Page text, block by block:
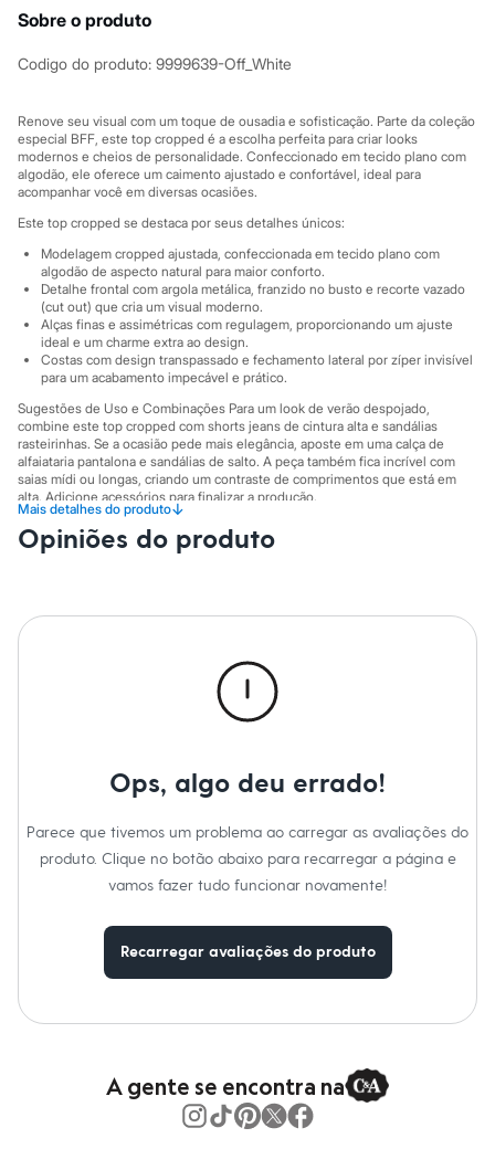
Sandálias
Tênis
Clock House
Mindset
Sawary
Yessica
Moda esportiva
Acessórios
Blusas
Calçados
Leggings
Shorts e Bermudas
Tops
Moda íntima
Calcinhas
Cintas e Modeladores
Meias
Pijamas
Sutiãs e Tops
Moda praia
Biquínis
Maiôs
Saídas de praia
Personagens
Casacos e Jaquetas
Jeans
Roupas
Bermudas
Camisas
Casacos e Jaquetas
Bolsas e Mochilas
Chapéus e Bonés
Sobre o produto
Codigo do produto: 9999639-Off_White
Renove seu visual com um toque de ousadia e sofisticação. Parte da coleção
especial BFF, este top cropped é a escolha perfeita para criar looks
modernos e cheios de personalidade. Confeccionado em tecido plano com
algodão, ele oferece um caimento ajustado e confortável, ideal para
acompanhar você em diversas ocasiões.
Este top cropped se destaca por seus detalhes únicos:
Modelagem cropped ajustada, confeccionada em tecido plano com
algodão de aspecto natural para maior conforto.
Detalhe frontal com argola metálica, franzido no busto e recorte vazado
(cut out) que cria um visual moderno.
Alças finas e assimétricas com regulagem, proporcionando um ajuste
ideal e um charme extra ao design.
Costas com design transpassado e fechamento lateral por zíper invisível
para um acabamento impecável e prático.
Sugestões de Uso e Combinações Para um look de verão despojado,
combine este top cropped com shorts jeans de cintura alta e sandálias
rasteirinhas. Se a ocasião pede mais elegância, aposte em uma calça de
alfaiataria pantalona e sandálias de salto. A peça também fica incrível com
saias mídi ou longas, criando um contraste de comprimentos que está em
alta. Adicione acessórios para finalizar a produção.
A gente se encontra na C&A! ❤
Mais detalhes do produto↓
Informacoes gerais:
Opiniões do produto
Ops, algo deu errado!
Parece que tivemos um problema ao carregar as avaliações do
produto. Clique no botão abaixo para recarregar a página e
vamos fazer tudo funcionar novamente!
Recarregar avaliações do produto
A gente se encontra na